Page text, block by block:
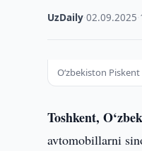
UzDaily ·02.09.2025
O‘zbekiston
Toshkent,
avtomobillarni